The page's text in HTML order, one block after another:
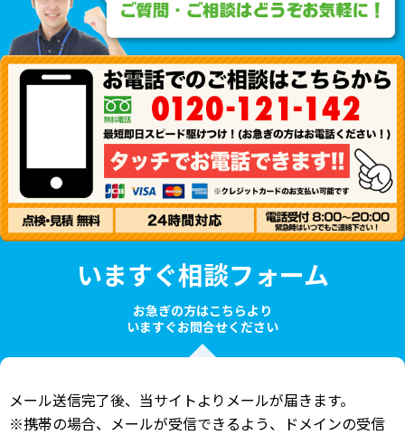
いますぐ相談フォーム
お急ぎの方はこちらより
いますぐお問合せください
メール送信完了後、当サイトよりメールが届きます。
※携帯の場合、メールが受信できるよう、ドメインの受信